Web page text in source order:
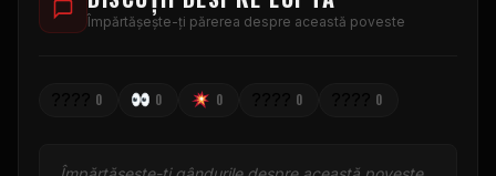
Împărtășește-ți părerea despre această poveste
0 0 0 0 0